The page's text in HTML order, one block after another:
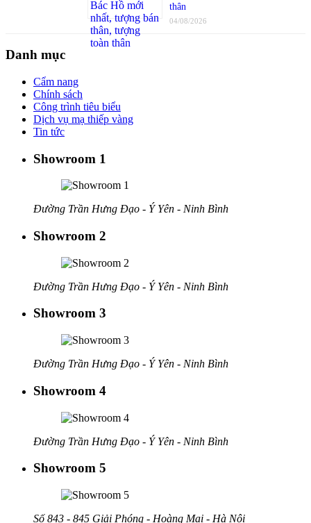
thân
04/08/2026
Danh mục
Cẩm nang
Chính sách
Công trình tiêu biểu
Dịch vụ mạ thiếp vàng
Tin tức
Showroom 1
Đường Trần Hưng Đạo - Ý Yên - Ninh Bình
Showroom 2
Đường Trần Hưng Đạo - Ý Yên - Ninh Bình
Showroom 3
Đường Trần Hưng Đạo - Ý Yên - Ninh Bình
Showroom 4
Đường Trần Hưng Đạo - Ý Yên - Ninh Bình
Showroom 5
Số 843 - 845 Giải Phóng - Hoàng Mai - Hà Nội